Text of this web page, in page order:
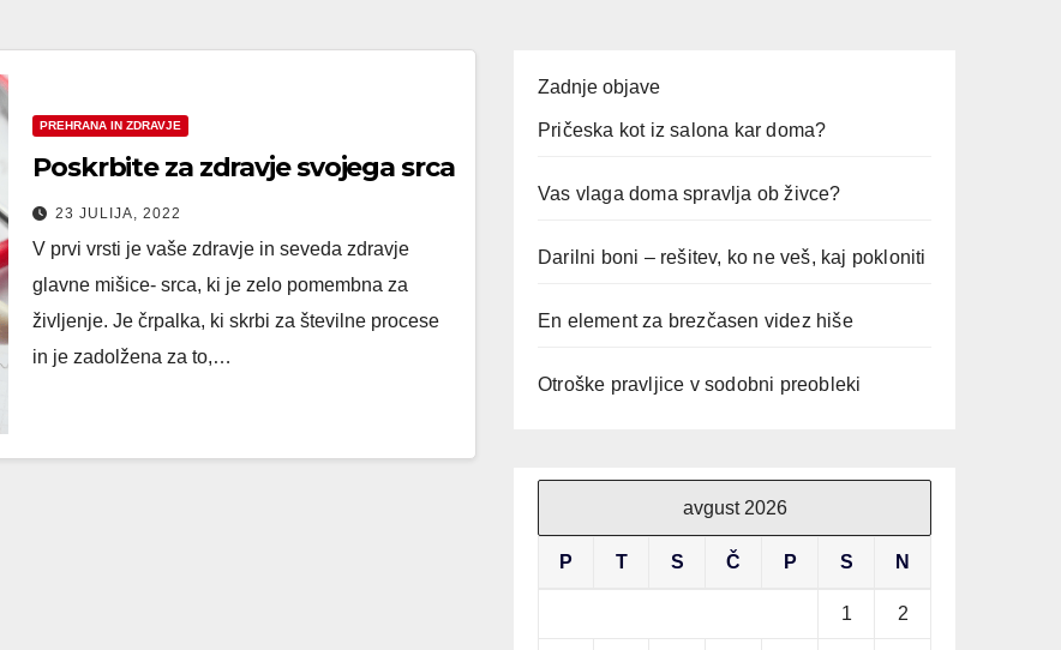
PREHRANA IN ZDRAVJE
Poskrbite za zdravje svojega srca
23 JULIJA, 2022
V prvi vrsti je vaše zdravje in seveda zdravje
glavne mišice- srca, ki je zelo pomembna za
življenje. Je črpalka, ki skrbi za številne procese
in je zadolžena za to,…
Zadnje objave
Pričeska kot iz salona kar doma?
Vas vlaga doma spravlja ob živce?
Darilni boni – rešitev, ko ne veš, kaj pokloniti
En element za brezčasen videz hiše
Otroške pravljice v sodobni preobleki
avgust 2026
P T S Č P S N
1 2